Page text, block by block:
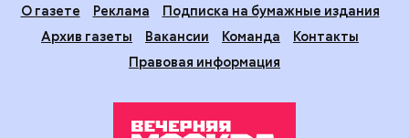
О газете Реклама
Подписка на бумажные издания
Архив газеты
Вакансии Команда
Контакты
Правовая информация